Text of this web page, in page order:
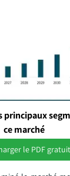
principaux
ce marché
le PDF gratuit